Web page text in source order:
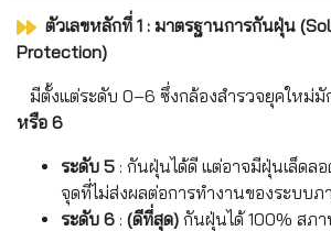
ตัวเลขหลักที่ 1 : มาตรฐานการกันฝุ่น
Protection)
มีตั้งแต่ระดับ 0–6 ซึ่งกล้องสำรวจยุคใหม่มั
หรือ 6
ระดับ 5 : กันฝุ่นได้ดี แต่อาจมีฝุ่นเล็ดลอ
จุดที่ไม่ส่งผลต่อการทำงานของระบบภ
ระดับ 6 : (ดีที่สุด) กันฝุ่นได้ 100% สภ